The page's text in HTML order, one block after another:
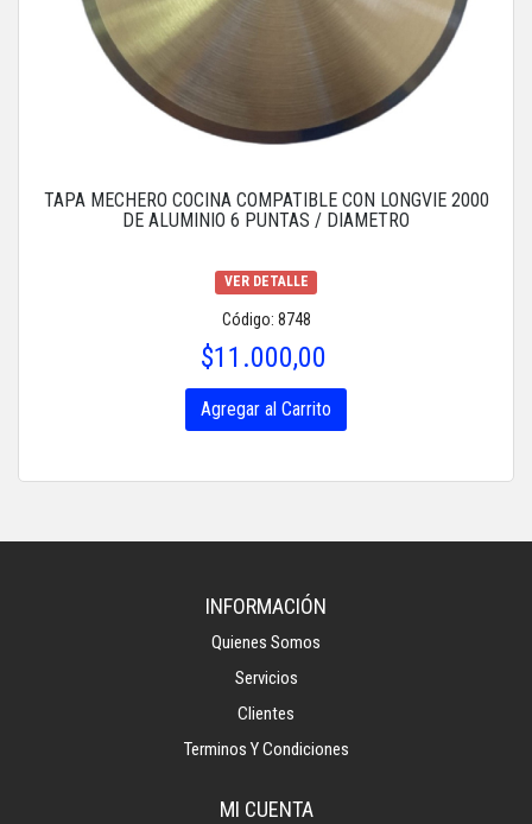
TAPA MECHERO COCINA COMPATIBLE CON LONGVIE 2000
DE ALUMINIO 6 PUNTAS / DIAMETRO
VER DETALLE
Código: 8748
$11.000,00
Agregar al Carrito
INFORMACIÓN
Quienes Somos
Servicios
Clientes
Terminos Y Condiciones
MI CUENTA